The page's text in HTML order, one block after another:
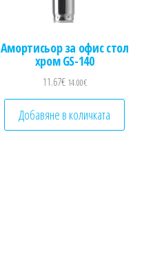
Амортисьор за офис стол
хром GS-140
11.67€ 14.00€
Добавяне в количката